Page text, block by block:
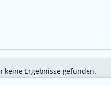
Hinweis
keine Ergebnisse gefunden.